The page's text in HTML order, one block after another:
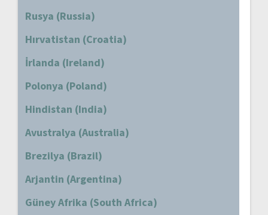
Rusya (Russia)
Hırvatistan (Croatia)
İrlanda (Ireland)
Polonya (Poland)
Hindistan (India)
Avustralya (Australia)
Brezilya (Brazil)
Arjantin (Argentina)
Güney Afrika (South Africa)